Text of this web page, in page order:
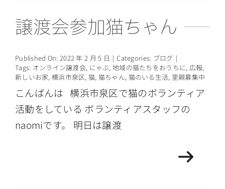
譲渡会参加猫ちゃん
Published On: 2022 年 2 月 5 日 | Categories: ブログ |
Tags: オンライン譲渡会, にゃぶ, 地域の猫たちをおうちに, 広報,
新しいお家, 横浜市泉区,猫, 猫ちゃん, 猫のいる生活, 里親募集中
こんばんは 横浜市泉区で猫のボランティア
活動をしている ボランティアスタッフの
naomiです。 明日は譲渡